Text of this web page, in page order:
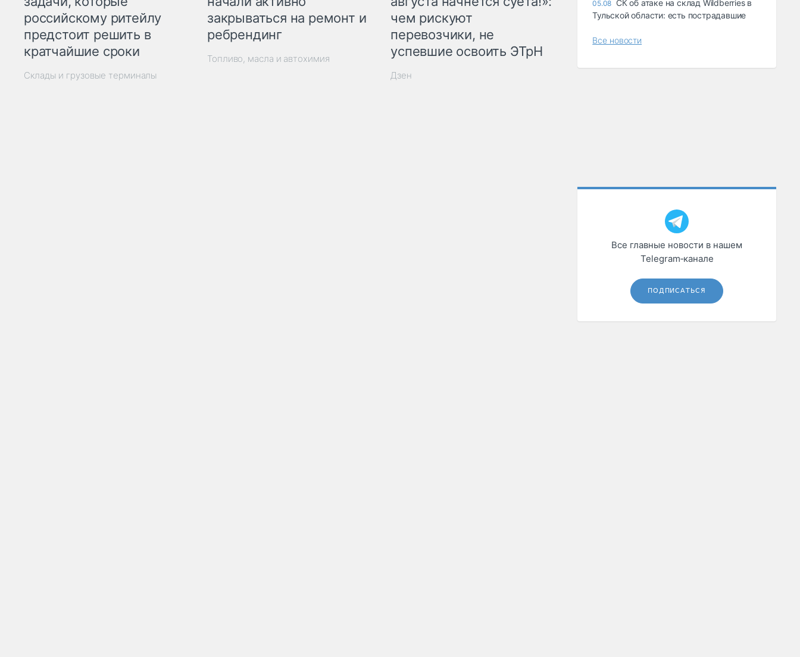
российскому ритейлу
предстоит решить в
кратчайшие сроки
Склады и грузовые терминалы
закрываться на ремонт и
ребрендинг
Топливо, масла и автохимия
чем рискуют
перевозчики, не
успевшие освоить ЭТрН
Дзен
05.08 СК об атаке на склад Wildberries в
Тульской области: есть пострадавшие
Все новости
Все главные новости в нашем
Telegram‑канале
ПОДПИСАТЬСЯ